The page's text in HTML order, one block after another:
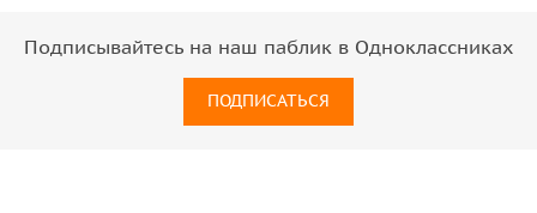
Подписывайтесь на наш паблик в Одноклассниках
ПОДПИСАТЬСЯ